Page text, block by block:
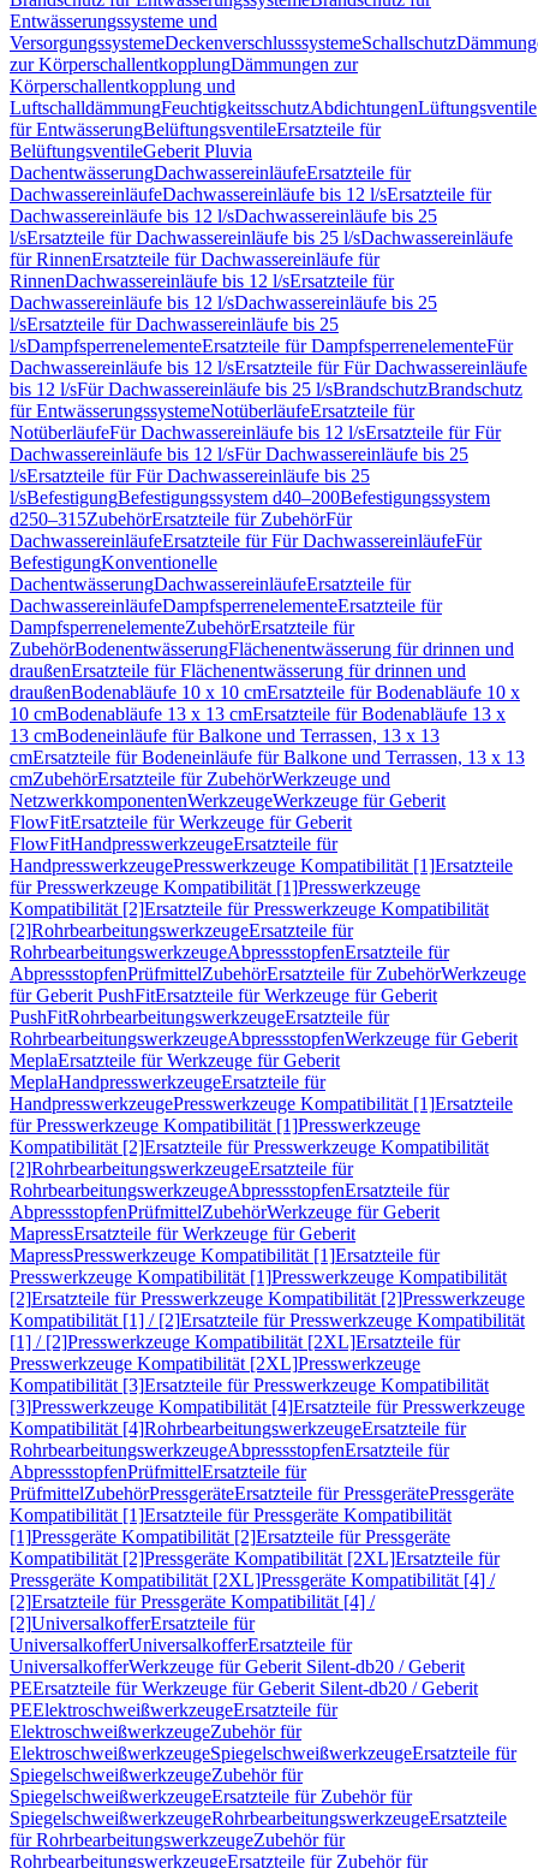
Entwässerungssysteme und
VersorgungssystemeDeckenverschlusssystemeSchallschutz
zur KörperschallentkopplungDämmungen zur
Körperschallentkopplung und
LuftschalldämmungFeuchtigkeitsschutzAbdichtungenLüftungsventile
für EntwässerungBelüftungsventileErsatzteile für
BelüftungsventileGeberit Pluvia
DachentwässerungDachwassereinläufeErsatzteile für
DachwassereinläufeDachwassereinläufe bis 12 l/sErsatzteile für
Dachwassereinläufe bis 12 l/sDachwassereinläufe bis 25
l/sErsatzteile für Dachwassereinläufe bis 25 l/sDachwassereinläufe
für RinnenErsatzteile für Dachwassereinläufe für
RinnenDachwassereinläufe bis 12 l/sErsatzteile für
Dachwassereinläufe bis 12 l/sDachwassereinläufe bis 25
l/sErsatzteile für Dachwassereinläufe bis 25
l/sDampfsperrenelementeErsatzteile für DampfsperrenelementeFür
Dachwassereinläufe bis 12 l/sErsatzteile für Für Dachwassereinläufe
bis 12 l/sFür Dachwassereinläufe bis 25 l/sBrandschutzBrandschutz
für EntwässerungssystemeNotüberläufeErsatzteile für
NotüberläufeFür Dachwassereinläufe bis 12 l/sErsatzteile für Für
Dachwassereinläufe bis 12 l/sFür Dachwassereinläufe bis 25
l/sErsatzteile für Für Dachwassereinläufe bis 25
l/sBefestigungBefestigungssystem d40–200Befestigungssystem
d250–315ZubehörErsatzteile für ZubehörFür
DachwassereinläufeErsatzteile für Für DachwassereinläufeFür
BefestigungKonventionelle
DachentwässerungDachwassereinläufeErsatzteile für
DachwassereinläufeDampfsperrenelementeErsatzteile für
DampfsperrenelementeZubehörErsatzteile für
ZubehörBodenentwässerungFlächenentwässerung für drinnen und
draußenErsatzteile für Flächenentwässerung für drinnen und
draußenBodenabläufe 10 x 10 cmErsatzteile für Bodenabläufe 10 x
10 cmBodenabläufe 13 x 13 cmErsatzteile für Bodenabläufe 13 x
13 cmBodeneinläufe für Balkone und Terrassen, 13 x 13
cmErsatzteile für Bodeneinläufe für Balkone und Terrassen, 13 x 13
cmZubehörErsatzteile für ZubehörWerkzeuge und
NetzwerkkomponentenWerkzeugeWerkzeuge für Geberit
FlowFitErsatzteile für Werkzeuge für Geberit
FlowFitHandpresswerkzeugeErsatzteile für
HandpresswerkzeugePresswerkzeuge Kompatibilität [1]Ersatzteile
für Presswerkzeuge Kompatibilität [1]Presswerkzeuge
Kompatibilität [2]Ersatzteile für Presswerkzeuge Kompatibilität
[2]RohrbearbeitungswerkzeugeErsatzteile für
RohrbearbeitungswerkzeugeAbpressstopfenErsatzteile für
AbpressstopfenPrüfmittelZubehörErsatzteile für ZubehörWerkzeuge
für Geberit PushFitErsatzteile für Werkzeuge für Geberit
PushFitRohrbearbeitungswerkzeugeErsatzteile für
RohrbearbeitungswerkzeugeAbpressstopfenWerkzeuge für Geberit
MeplaErsatzteile für Werkzeuge für Geberit
MeplaHandpresswerkzeugeErsatzteile für
HandpresswerkzeugePresswerkzeuge Kompatibilität [1]Ersatzteile
für Presswerkzeuge Kompatibilität [1]Presswerkzeuge
Kompatibilität [2]Ersatzteile für Presswerkzeuge Kompatibilität
[2]RohrbearbeitungswerkzeugeErsatzteile für
RohrbearbeitungswerkzeugeAbpressstopfenErsatzteile für
AbpressstopfenPrüfmittelZubehörWerkzeuge für Geberit
MapressErsatzteile für Werkzeuge für Geberit
MapressPresswerkzeuge Kompatibilität [1]Ersatzteile für
Presswerkzeuge Kompatibilität [1]Presswerkzeuge Kompatibilität
[2]Ersatzteile für Presswerkzeuge Kompatibilität [2]Presswerkzeuge
Kompatibilität [1] / [2]Ersatzteile für Presswerkzeuge Kompatibilität
[1] / [2]Presswerkzeuge Kompatibilität [2XL]Ersatzteile für
Presswerkzeuge Kompatibilität [2XL]Presswerkzeuge
Kompatibilität [3]Ersatzteile für Presswerkzeuge Kompatibilität
[3]Presswerkzeuge Kompatibilität [4]Ersatzteile für Presswerkzeuge
Kompatibilität [4]RohrbearbeitungswerkzeugeErsatzteile für
RohrbearbeitungswerkzeugeAbpressstopfenErsatzteile für
AbpressstopfenPrüfmittelErsatzteile für
PrüfmittelZubehörPressgeräteErsatzteile für PressgerätePressgeräte
Kompatibilität [1]Ersatzteile für Pressgeräte Kompatibilität
[1]Pressgeräte Kompatibilität [2]Ersatzteile für Pressgeräte
Kompatibilität [2]Pressgeräte Kompatibilität [2XL]Ersatzteile für
Pressgeräte Kompatibilität [2XL]Pressgeräte Kompatibilität [4] /
[2]Ersatzteile für Pressgeräte Kompatibilität [4] /
[2]UniversalkofferErsatzteile für
UniversalkofferUniversalkofferErsatzteile für
UniversalkofferWerkzeuge für Geberit Silent-db20 / Geberit
PEErsatzteile für Werkzeuge für Geberit Silent-db20 / Geberit
PEElektroschweißwerkzeugeErsatzteile für
ElektroschweißwerkzeugeZubehör für
ElektroschweißwerkzeugeSpiegelschweißwerkzeugeErsatzteile für
SpiegelschweißwerkzeugeZubehör für
SpiegelschweißwerkzeugeErsatzteile für Zubehör für
SpiegelschweißwerkzeugeRohrbearbeitungswerkzeugeErsatzteile
für RohrbearbeitungswerkzeugeZubehör für
RohrbearbeitungswerkzeugeErsatzteile für Zubehör für